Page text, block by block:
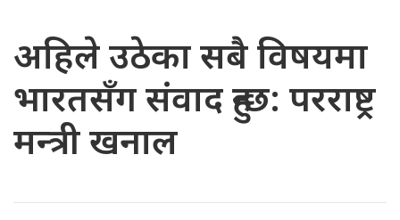
अहिले उठेका सबै विषयमा
भारतसँग संवाद हुन्छ: परराष्ट्र
मन्त्री खनाल